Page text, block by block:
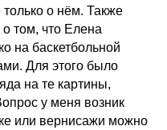
о нём. Также
том, что Елена
на баскетбольной
Для этого было
на те картины,
у меня возник
или вернисажи можно